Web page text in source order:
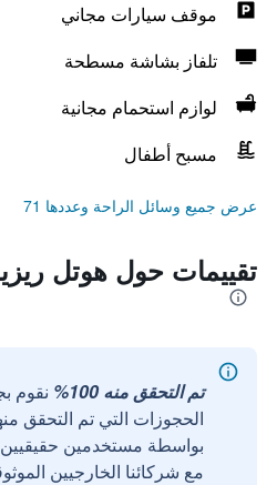
موقف سيارات مجاني
تلفاز بشاشة مسطحة
لوازم استحمام مجانية
مسبح أطفال
عرض جميع وسائل الراحة وعددها 71
تقييمات حول هوتل
تم التحقق منه 100%
نقوم
الحجوزات التي تم التحقق
مع شركائنا الخارجيين